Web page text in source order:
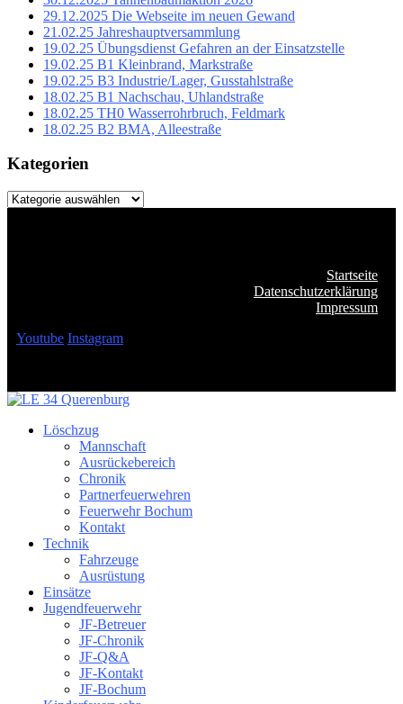
29.12.2025 Die Webseite im neuen Gewand
21.02.25 Jahreshauptversammlung
19.02.25 Übungsdienst Gefahren an der Einsatzstelle
19.02.25 B1 Kleinbrand, Markstraße
19.02.25 B3 Industrie/Lager, Gusstahlstraße
18.02.25 B1 Nachschau, Uhlandstraße
18.02.25 TH0 Wasserrohrbruch, Feldmark
18.02.25 B2 BMA, Alleestraße
Kategorien
Kategorien
Startseite
Datenschutzerklärung
Impressum
Youtube Instagram
Löschzug
Mannschaft
Ausrückebereich
Chronik
Partnerfeuerwehren
Feuerwehr Bochum
Kontakt
Technik
Fahrzeuge
Ausrüstung
Einsätze
Jugendfeuerwehr
JF-Betreuer
JF-Chronik
JF-Q&A
JF-Kontakt
JF-Bochum